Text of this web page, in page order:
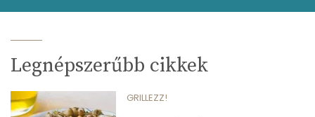
Legnépszerűbb cikkek
GRILLEZZ!